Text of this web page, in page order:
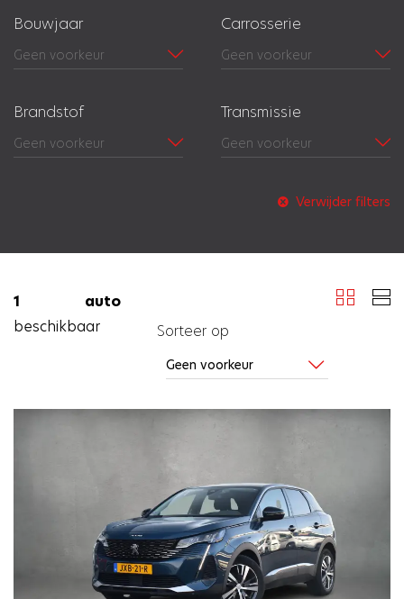
Bouwjaar Carrosserie
Brandstof Transmissie
Verwijder filters
1 auto
beschikbaar
Sorteer op
SLUITEN
SLUITEN